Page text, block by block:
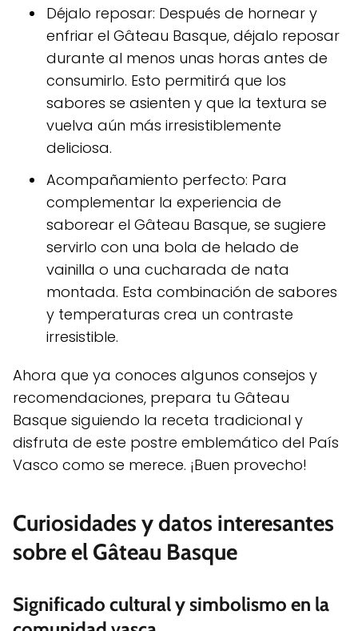
Déjalo reposar: Después de hornear y
enfriar el Gâteau Basque, déjalo reposar
durante al menos unas horas antes de
consumirlo. Esto permitirá que los
sabores se asienten y que la textura se
vuelva aún más irresistiblemente
deliciosa.
Acompañamiento perfecto: Para
complementar la experiencia de
saborear el Gâteau Basque, se sugiere
servirlo con una bola de helado de
vainilla o una cucharada de nata
montada. Esta combinación de sabores
y temperaturas crea un contraste
irresistible.
Ahora que ya conoces algunos consejos y
recomendaciones, prepara tu Gâteau
Basque siguiendo la receta tradicional y
disfruta de este postre emblemático del País
Vasco como se merece. ¡Buen provecho!
Curiosidades y datos interesantes
sobre el Gâteau Basque
Significado cultural y simbolismo en la